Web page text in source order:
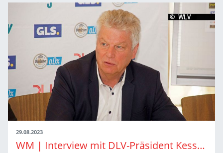
29.08.2023
WM | Interview mit DLV-Präsident Kessing aus Budapest